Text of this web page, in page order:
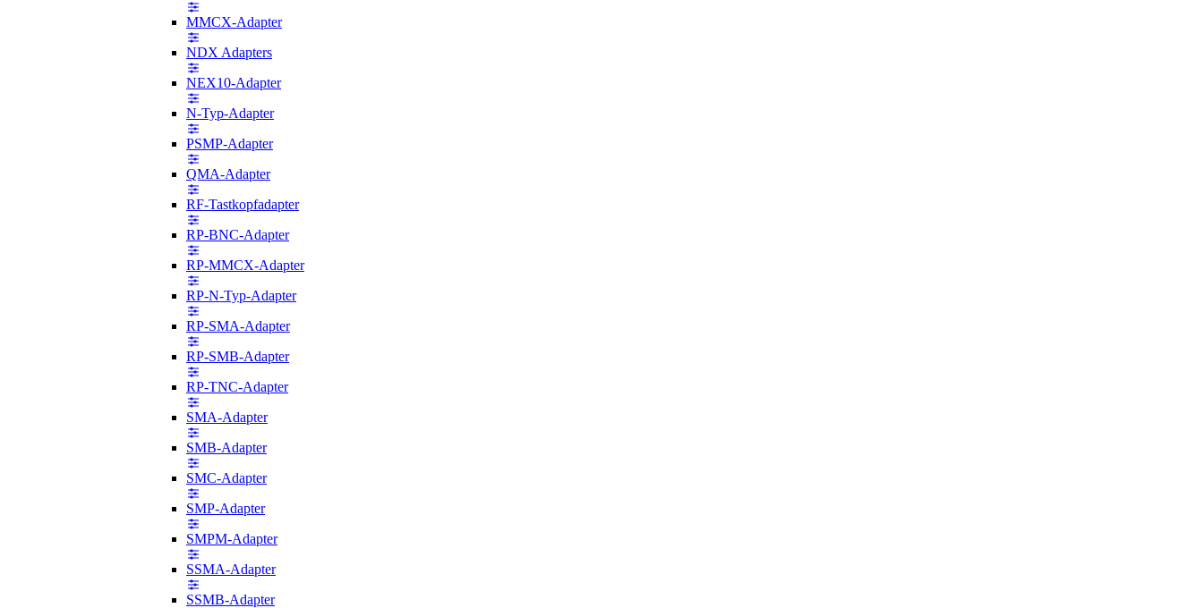
MMCX-Adapter
NDX Adapters
NEX10-Adapter
N-Typ-Adapter
PSMP-Adapter
QMA-Adapter
RF-Tastkopfadapter
RP-BNC-Adapter
RP-MMCX-Adapter
RP-N-Typ-Adapter
RP-SMA-Adapter
RP-SMB-Adapter
RP-TNC-Adapter
SMA-Adapter
SMB-Adapter
SMC-Adapter
SMP-Adapter
SMPM-Adapter
SSMA-Adapter
SSMB-Adapter